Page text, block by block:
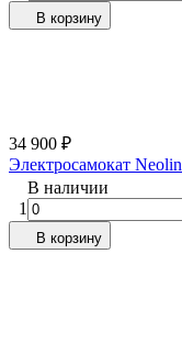
В корзину
34 900 ₽
Электросамокат
В наличии
1
В корзину